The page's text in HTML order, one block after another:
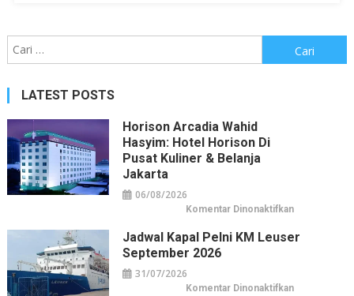
untuk:
LATEST POSTS
Horison Arcadia Wahid
Hasyim: Hotel Horison Di
Pusat Kuliner & Belanja
Jakarta
06/08/2026
Komentar Dinonaktifkanpada
Wahid
Kuliner
Jadwal Kapal Pelni KM Leuser
September 2026
31/07/2026
Komentar Dinonaktifkanpada